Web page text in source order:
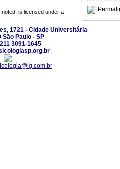
is licensed under a
1721 - Cidade Universitária
São Paulo - SP
3091-1645